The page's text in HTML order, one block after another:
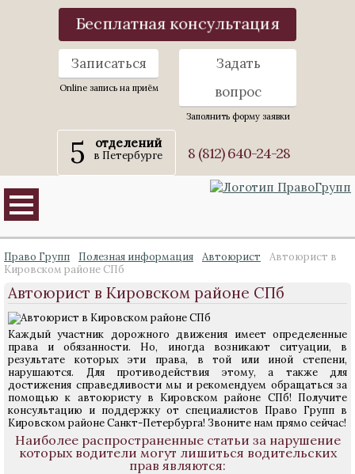
Бесплатная консультация
Записаться
Online запись на приём
Задать
вопрос
Заполнить форму заявки
5 отделений
в Петербурге 8 (812) 640-24-28
Право Групп Полезная информация Автоюрист
Автоюрист в
Кировском районе СПб
Автоюрист в Кировском районе СПб
Каждый участник дорожного движения имеет определенные
права и обязанности. Но, иногда возникают ситуации, в
результате которых эти права, в той или иной степени,
нарушаются. Для противодействия этому, а также для
достижения справедливости мы и рекомендуем обращаться за
помощью к автоюристу в Кировском районе СПб! Получите
консультацию и поддержку от специалистов Право Групп в
Кировском районе Санкт-Петербурга! Звоните нам прямо сейчас!
Наиболее распространенные статьи за нарушение
которых водители могут лишиться водительских
прав являются: